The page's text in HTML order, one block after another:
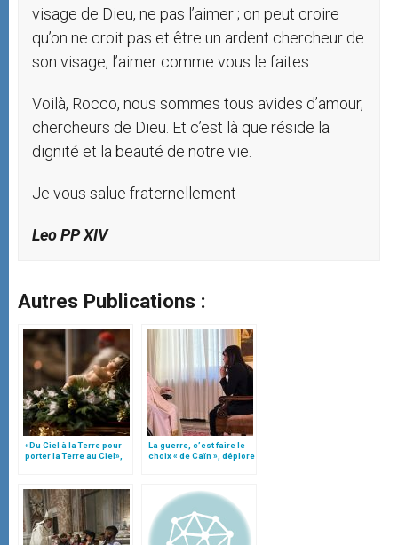
visage de Dieu, ne pas l’aimer ; on peut croire
qu’on ne croit pas et être un ardent chercheur de
son visage, l’aimer comme vous le faites.
Voilà, Rocco, nous sommes tous avides d’amour,
chercheurs de Dieu. Et c’est là que réside la
dignité et la beauté de notre vie.
Je vous salue fraternellement
LeoPP XIV
Autres Publications :
«Du Ciel à la Terre pour
porter la Terre au Ciel»,
La guerre, c’est faire le
choix « de Caïn », déplore